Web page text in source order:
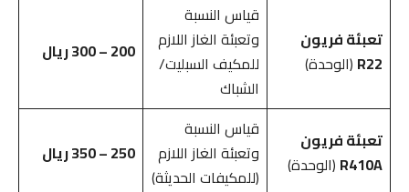
تعبئة فريون
R22 (الوحدة)
قياس النسبة
وتعبئة الغاز اللازم
للمكيف السبليت/
الشباك
200 – 300 ريال
تعبئة فريون
R410A (الوحدة)
قياس النسبة
وتعبئة الغاز اللازم
(للمكيفات الحديثة)
250 – 350 ريال